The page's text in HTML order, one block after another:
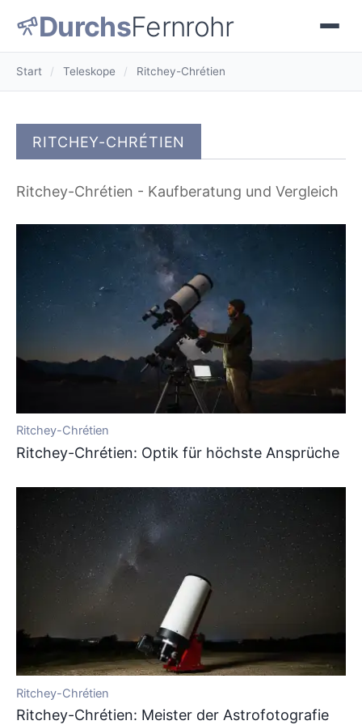
DurchsFernrohr
Start / Teleskope / Ritchey-Chrétien
RITCHEY-CHRÉTIEN
Ritchey-Chrétien - Kaufberatung und Vergleich
Ritchey-Chrétien
Ritchey-Chrétien: Optik für höchste Ansprüche
Ritchey-Chrétien
Ritchey-Chrétien: Meister der Astrofotografie